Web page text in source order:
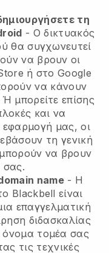
τη
- Ο δικτυακός
θα συγχωνευτεί
να βρουν οι
ή στο Google
να κάνουν
μπορείτε επίσης
και να
εφαρμογή μας, οι
τη γενική
να βρουν
σας.
name- Η
Blackbell είναι
επαγγελματική
διδασκαλίας
τομέα σας
τις τεχνικές